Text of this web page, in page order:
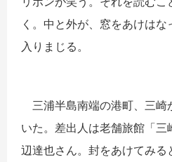
く。中と外が、窓をあけは
入りまじる。
三浦半島南端の港町、三崎
いた。差出人は老舗旅館「
辺達也さん。封をあけてみる